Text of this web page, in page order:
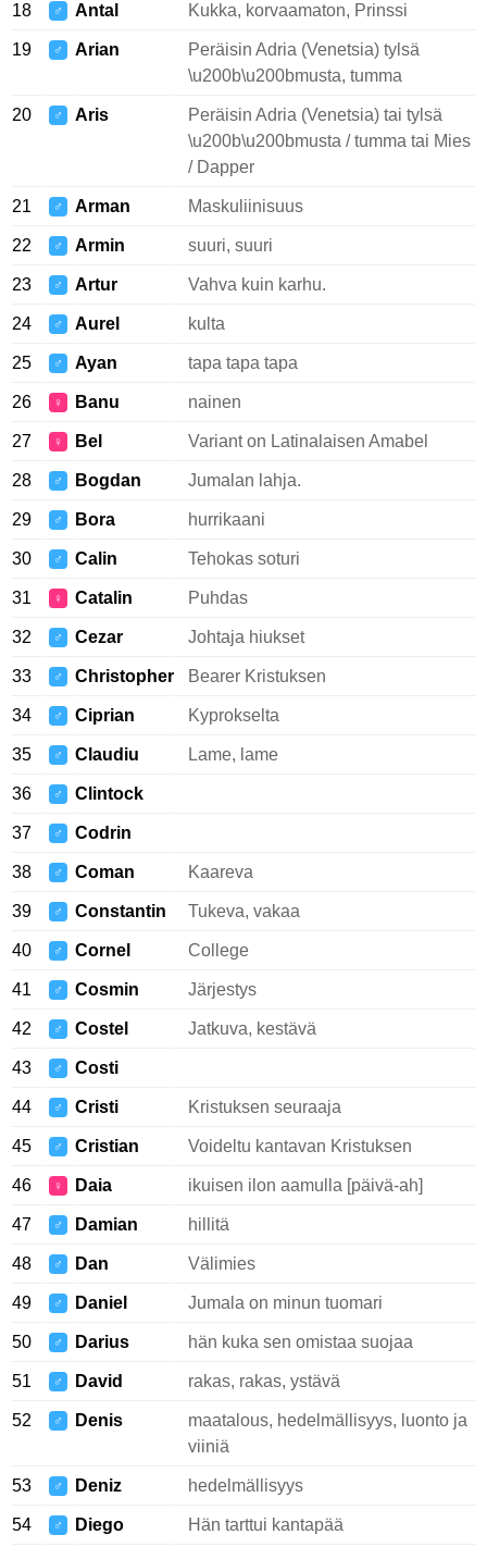
18 ♂ Antal Kukka, korvaamaton, Prinssi
19 ♂ Arian
Peräisin Adria (Venetsia) tylsä
\u200b\u200bmusta, tumma
20 ♂ Aris
Peräisin Adria (Venetsia) tai tylsä
\u200b\u200bmusta / tumma tai Mies
/ Dapper
21 ♂ Arman Maskuliinisuus
22 ♂ Armin suuri, suuri
23 ♂ Artur Vahva kuin karhu.
24 ♂ Aurel kulta
25 ♂ Ayan tapa tapa tapa
26 ♀ Banu nainen
27 ♀ Bel Variant on Latinalaisen Amabel
28 ♂ Bogdan Jumalan lahja.
29 ♂ Bora hurrikaani
30 ♂ Calin Tehokas soturi
31 ♀ Catalin Puhdas
32 ♂ Cezar Johtaja hiukset
33 ♂ Christopher Bearer Kristuksen
34 ♂ Ciprian Kyprokselta
35 ♂ Claudiu Lame, lame
36 ♂ Clintock
37 ♂ Codrin
38 ♂ Coman Kaareva
39 ♂ Constantin Tukeva, vakaa
40 ♂ Cornel College
41 ♂ Cosmin Järjestys
42 ♂ Costel Jatkuva, kestävä
43 ♂ Costi
44 ♂ Cristi Kristuksen seuraaja
45 ♂ Cristian Voideltu kantavan Kristuksen
46 ♀ Daia ikuisen ilon aamulla [päivä-ah]
47 ♂ Damian hillitä
48 ♂ Dan Välimies
49 ♂ Daniel Jumala on minun tuomari
50 ♂ Darius hän kuka sen omistaa suojaa
51 ♂ David rakas, rakas, ystävä
52 ♂ Denis
maatalous, hedelmällisyys, luonto ja
viiniä
53 ♂ Deniz hedelmällisyys
54 ♂ Diego Hän tarttui kantapää